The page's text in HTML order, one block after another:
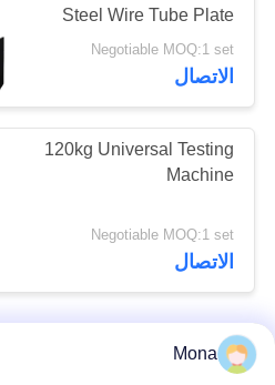
Steel Wire Tube Plate
Rebar Tester
Negotiable MOQ:1 set
الاتصال
120kg Universal Testing
Machine
Negotiable MOQ:1 set
الاتصال
Mona